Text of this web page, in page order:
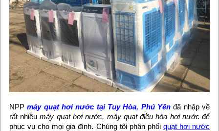
NPPmáy quạt hơi nước tại Tuy Hòa, Phú Yên đã nhập về
rất nhiềumáy quạt hơi nước, máy quạt điều hòa hơi nước để
phục vụ cho mọi gia đình. Chúng tôi phân phối quạt hơi nước